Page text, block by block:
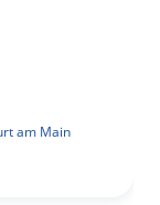
am Main